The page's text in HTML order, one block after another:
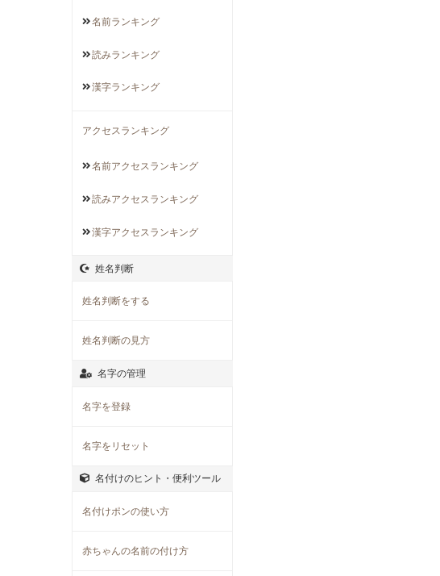
名前ランキング
読みランキング
漢字ランキング
アクセスランキング
名前アクセスランキング
読みアクセスランキング
漢字アクセス ランキング
姓名判断
姓名判断をする
姓名判断の見方
名字の管理
名字を登録
名字をリセット
名付けのヒント・便利ツール
名付けポンの使い方
赤ちゃんの名前の付け方